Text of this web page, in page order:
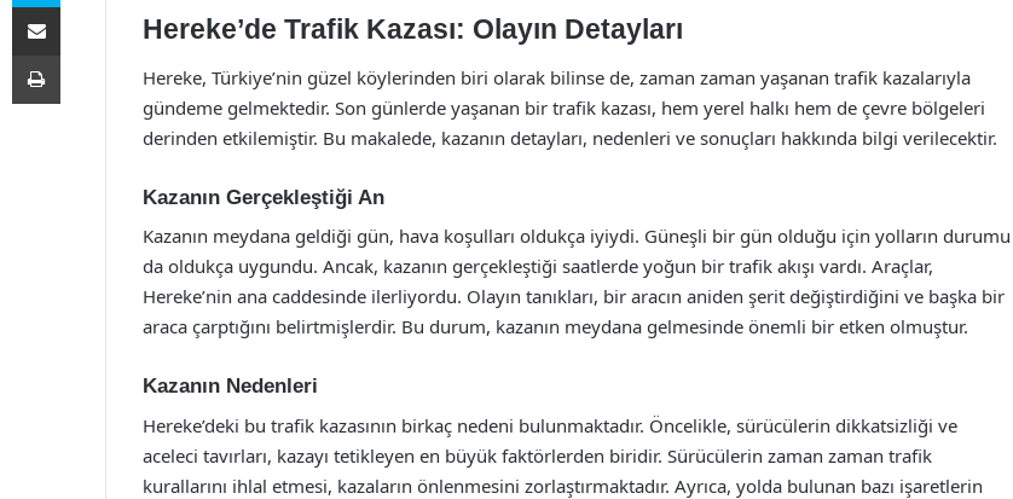
Hereke’de Trafik Kazası: Olayın Detayları
Hereke, Türkiye’nin güzel köylerinden biri olarak bilinse de, zaman zaman yaşanan trafik kazalarıyla
gündeme gelmektedir. Son günlerde yaşanan bir trafik kazası, hem yerel halkı hem de çevre bölgeleri
derinden etkilemiştir. Bu makalede, kazanın detayları, nedenleri ve sonuçları hakkında bilgi verilecektir.
Kazanın Gerçekleştiği An
Kazanın meydana geldiği gün, hava koşulları oldukça iyiydi. Güneşli bir gün olduğu için yolların durumu
da oldukça uygundu. Ancak, kazanın gerçekleştiği saatlerde yoğun bir trafik akışı vardı. Araçlar,
Hereke’nin ana caddesinde ilerliyordu. Olayın tanıkları, bir aracın aniden şerit değiştirdiğini ve başka bir
araca çarptığını belirtmişlerdir. Bu durum, kazanın meydana gelmesinde önemli bir etken olmuştur.
Kazanın Nedenleri
Hereke’deki bu trafik kazasının birkaç nedeni bulunmaktadır. Öncelikle, sürücülerin dikkatsizliği ve
aceleci tavırları, kazayı tetikleyen en büyük faktörlerden biridir. Sürücülerin zaman zaman trafik
kurallarını ihlal etmesi, kazaların önlenmesini zorlaştırmaktadır. Ayrıca, yolda bulunan bazı işaretlerin
E-Posta ile paylaş